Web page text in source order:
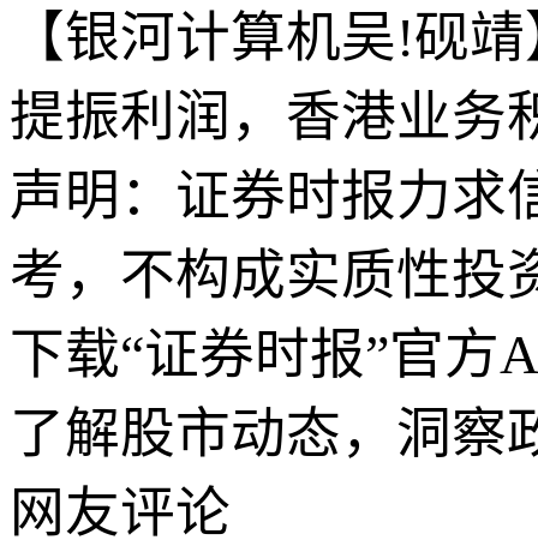
【银河计算机吴!砚
提振利润，香港业务
声明：证券时报力求
考，不构成实质性投
下载“证券时报”官方
了解股市动态，洞察
网友评论